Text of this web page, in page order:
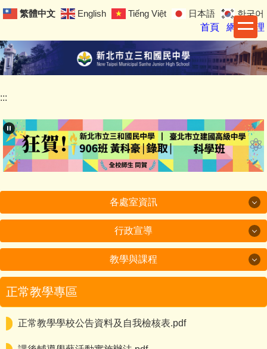
跳
要
內
區
繁體中文 English Tiếng Việt 日本語
한국어
首頁
網站管理
:::
各處室資訊
教務處
學務處
輔導處
行政宣導
學區一覽表
營養午餐
教學與課程
教學與課程
課程計畫
正常教學專區
正常教學學校公告資料及自我檢核表.pdf